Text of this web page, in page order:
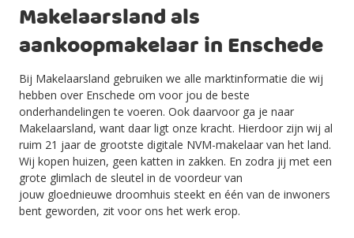
Makelaarsland als
aankoopmakelaar inEnschede
Bij Makelaarsland gebruiken we alle marktinformatie die wij
hebben over Enschede om voor jou de beste
onderhandelingen te voeren. Ook daarvoor ga je naar
Makelaarsland, want daar ligt onze kracht. Hierdoor zijn wij al
ruim 21 jaar de grootste digitale NVM-makelaar van het land.
Wij kopen huizen, geen katten in zakken. En zodra jij met een
grote glimlach de sleutel in de voordeur van
jouw gloednieuwe droomhuis steekt en één van de inwoners
bent geworden, zit voor ons het werk erop.